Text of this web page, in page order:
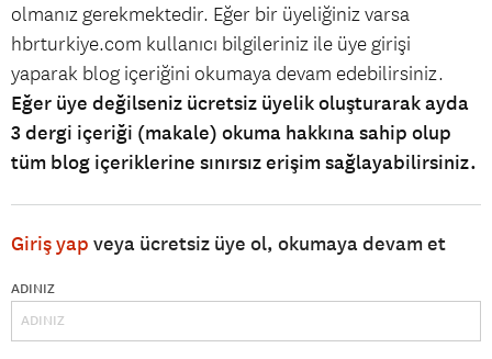
olmanız gerekmektedir. Eğer bir üyeliğiniz varsa
hbrturkiye.com kullanıcı bilgileriniz ile üye girişi
yaparak blog içeriğini okumaya devam edebilirsiniz.
Eğer üye değilseniz ücretsiz üyelik oluşturarak ayda
3 dergi içeriği (makale) okuma hakkına sahip olup
tüm blog içeriklerine sınırsız erişim sağlayabilirsiniz.
Giriş yap veya ücretsiz üye ol, okumaya devam et
ADINIZ